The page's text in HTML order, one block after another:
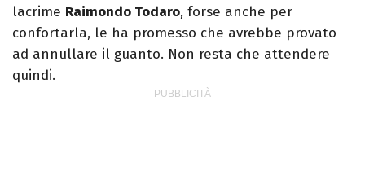
lacrime Raimondo Todaro, forse anche per
confortarla, le ha promesso che avrebbe provato
ad annullare il guanto. Non resta che attendere
quindi.